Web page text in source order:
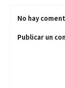
No hay
Publicar un